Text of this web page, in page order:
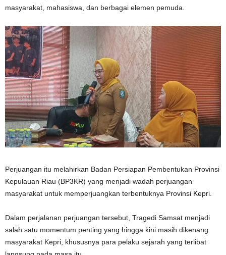
masyarakat, mahasiswa, dan berbagai elemen pemuda.
Perjuangan itu melahirkan Badan Persiapan Pembentukan Provinsi
Kepulauan Riau (BP3KR) yang menjadi wadah perjuangan
masyarakat untuk memperjuangkan terbentuknya Provinsi Kepri.
Dalam perjalanan perjuangan tersebut, Tragedi Samsat menjadi
salah satu momentum penting yang hingga kini masih dikenang
masyarakat Kepri, khususnya para pelaku sejarah yang terlibat